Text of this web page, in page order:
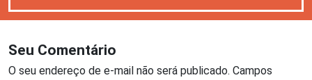
Seu Comentário
O seu endereço de e-mail não será publicado. Campos